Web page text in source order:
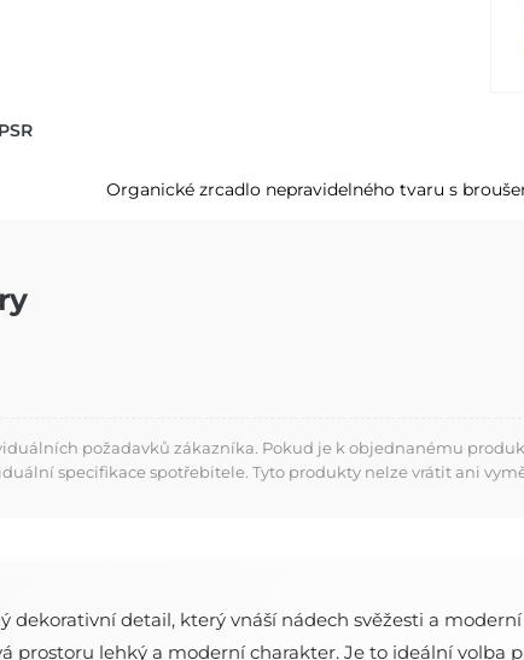
Organické zrcadlo nepravidelného tvaru s
požadavků zákazníka. Pokud je k objednanému
specifikace spotřebitele. Tyto produkty nelze vrátit ani
dekorativní detail, který vnáší nádech svěžesti a
prostoru lehký a moderní charakter. Je to ideální volba